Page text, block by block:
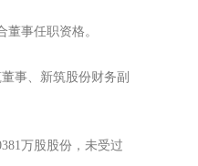
事任职资格。
事、新筑股份财务副
万股股份，未受过